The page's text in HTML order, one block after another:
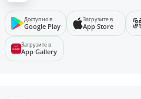
Доступно в
Google Play
Загрузите в
App Store
Загрузите в
App Gallery